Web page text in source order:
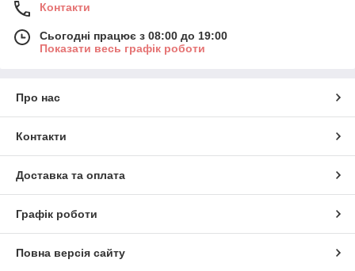
Контакти
Сьогодні працює з 08:00 до 19:00
Показати весь графік роботи
Про нас
Контакти
Доставка та оплата
Графік роботи
Повна версія сайту